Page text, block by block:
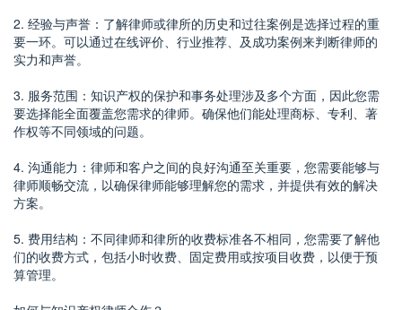
2. 经验与声誉：了解律师或律所的历史和过往案例是选择过程的重
要一环。可以通过在线评价、行业推荐、及成功案例来判断律师的
实力和声誉。
3. 服务范围：知识产权的保护和事务处理涉及多个方面，因此您需
要选择能全面覆盖您需求的律师。确保他们能处理商标、专利、著
作权等不同领域的问题。
4. 沟通能力：律师和客户之间的良好沟通至关重要，您需要能够与
律师顺畅交流，以确保律师能够理解您的需求，并提供有效的解决
方案。
5. 费用结构：不同律师和律所的收费标准各不相同，您需要了解他
们的收费方式，包括小时收费、固定费用或按项目收费，以便于预
算管理。